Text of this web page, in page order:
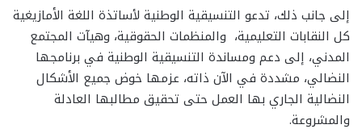
إلى جانب ذلك، تدعو التنسيقية الوطنية ﻷساتذة اللغة الأمازيغية
كل النقابات التعليمية، والمنظمات الحقوقية، وهيآت المجتمع
المدني، إلى دعم ومساندة التنسيقية الوطنية في برنامجها
النضالي، مشددة في الآن ذاته، عزمها خوض جميع الأشكال
النضالية الجاري بها العمل حتى تحقيق مطالبها العادلة
والمشروعة.